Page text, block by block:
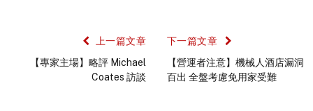
上一篇文章
【專家主場】略評 Michael
Coates 訪談
下一篇文章
【營運者注意】機械人酒店漏洞
百出 全盤考慮免用家受難